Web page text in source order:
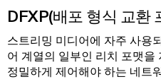
DFXP(배포 형식 교환
스트리밍 미디어에 자주 사용
어 계열의 일부인 리치 포맷을
정밀하게 제어해야 하는 네트